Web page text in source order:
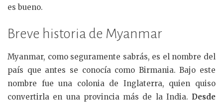
es bueno.
Breve historia de Myanmar
Myanmar, como seguramente sabrás, es el nombre del
país que antes se conocía como Birmania. Bajo este
nombre fue una colonia de Inglaterra, quien quiso
convertirla en una provincia más de la India. Desde